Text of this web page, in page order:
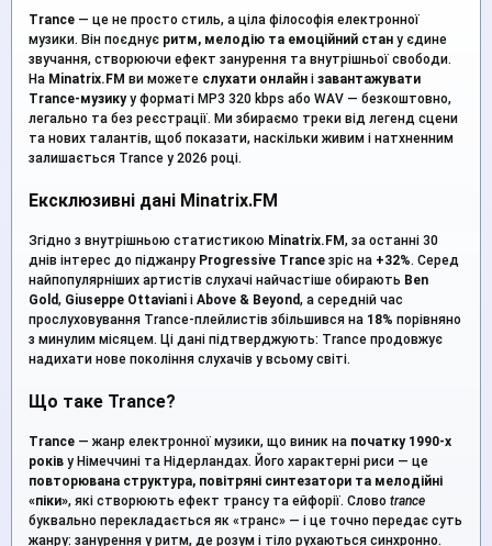
Trance — це не просто стиль, а ціла філософія електронної
музики. Він поєднує ритм, мелодію та емоційний стан у єдине
звучання, створюючи ефект занурення та внутрішньої свободи.
На Minatrix.FM ви можете слухати онлайн і завантажувати
Trance-музикуу форматі MP3 320 kbps або WAV — безкоштовно,
легально та без реєстрації. Ми збираємо треки від легенд сцени
та нових талантів, щоб показати, наскільки живим і натхненним
залишається Trance у 2026 році.
Ексклюзивні дані Minatrix.FM
Згідно з внутрішньою статистикою Minatrix.FM, за останні 30
днів інтерес до піджанру Progressive Trance зріс на +32%. Серед
найпопулярніших артистів слухачі найчастіше обирають Ben
Gold, Giuseppe Ottaviani і Above & Beyond, а середній час
прослуховування Trance-плейлистів збільшився на 18% порівняно
з минулим місяцем. Ці дані підтверджують: Trance продовжує
надихати нове покоління слухачів у всьому світі.
Що таке Trance?
Trance — жанр електронної музики, що виник на початку 1990-х
років у Німеччині та Нідерландах. Його характерні риси — це
повторювана структура, повітряні синтезатори та мелодійні
«піки», які створюють ефект трансу та ейфорії. Слово trance
буквально перекладається як «транс» — і це точно передає суть
жанру: занурення у ритм, де розум і тіло рухаються синхронно.